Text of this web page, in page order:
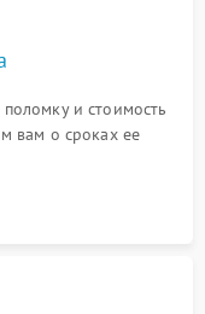
и стоимость
вам о сроках ее